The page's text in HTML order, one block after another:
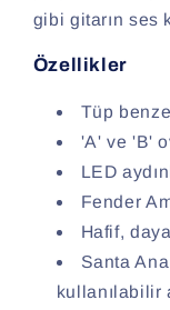
gibi gitarın ses
Özellikler
Tüp
'A' ve 'B'
LED
Fender
Hafif,
Santa
kullanılabilir